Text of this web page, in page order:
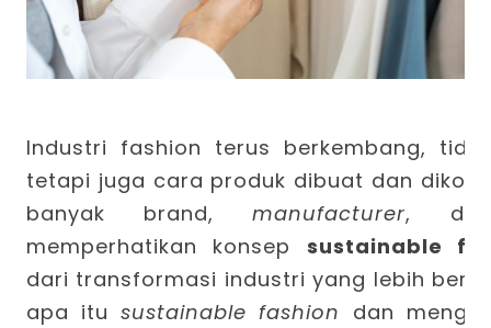
Industri fashion terus berkembang,
tetapi juga cara produk dibuat dan
banyak brand,manufacturer, dan
memperhatikan konsep sustainable
dari transformasi industri yang lebih
apa itusustainable fashion dan